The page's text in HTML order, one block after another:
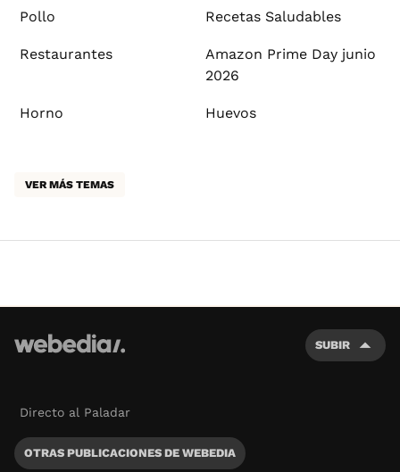
Pollo Recetas Saludables
Restaurantes
Amazon Prime Day junio
2026
Horno Huevos
VER MÁS TEMAS
SUBIR
Directo al Paladar
OTRAS PUBLICACIONES DE WEBEDIA